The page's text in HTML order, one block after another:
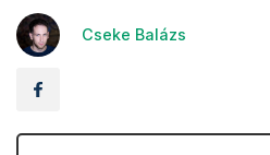
Cseke Balázs